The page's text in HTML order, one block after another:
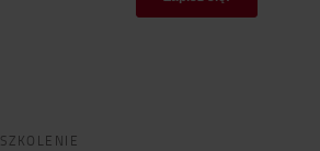
SZKOLENIE